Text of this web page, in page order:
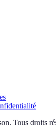
. Tous droits